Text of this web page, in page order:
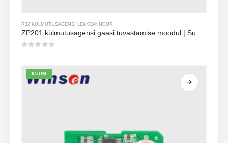
R32 KÜLMUTUSAGENSI LEKKEANNDUR
KUUM